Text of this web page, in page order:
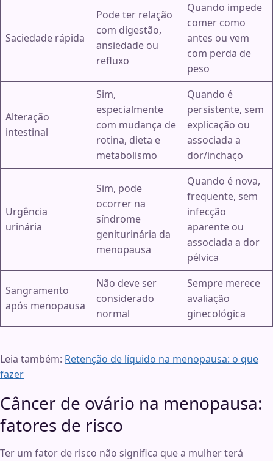
Saciedade rápida
Pode ter relação
com digestão,
ansiedade ou
refluxo
Quando impede
comer como
antes ou vem
com perda de
peso
Alteração
intestinal
Sim,
especialmente
com mudança de
rotina, dieta e
metabolismo
Quando é
persistente, sem
explicação ou
associada a
dor/inchaço
Urgência
urinária
Sim, pode
ocorrer na
síndrome
geniturinária da
menopausa
Quando é nova,
frequente, sem
infecção
aparente ou
associada a dor
pélvica
Sangramento
após menopausa
Não deve ser
considerado
normal
Sempre merece
avaliação
ginecológica
Leia também: Retenção de líquido na menopausa: o que
fazer
Câncer de ovário na menopausa:
fatores de risco
Ter um fator de risco não significa que a mulher terá